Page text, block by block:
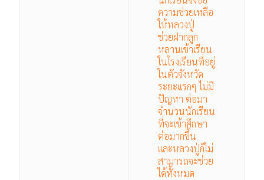
ความช่วยเหลือ
ให้หลวงปู่
ช่วยฝากลูก
หลานเข้าเรียน
ในโรงเรียนที่อยู่
ในตัวจังหวัด
ระยะแรกๆ ไม่มี
ปัญหา ต่อมา
จำนวนนักเรียน
ที่จะเข้าศึกษา
ต่อมากขึ้น
และหลวงปู่ก็ไม่
สามารถจะช่วย
ได้ทั้งหมด